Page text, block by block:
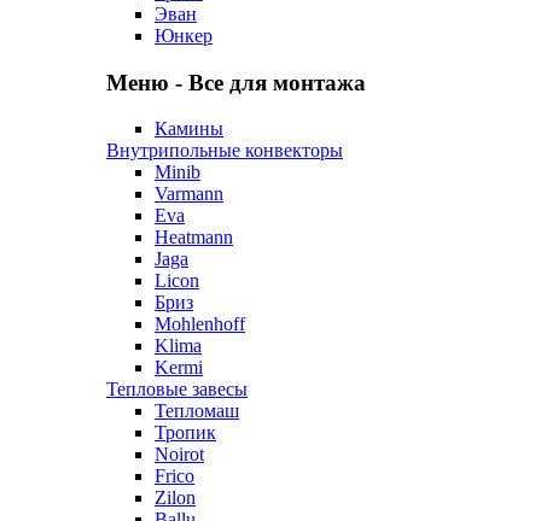
Эван
Юнкер
Меню - Все для монтажа
Камины
Внутрипольные конвекторы
Minib
Varmann
Eva
Heatmann
Jaga
Licon
Бриз
Mohlenhoff
Klima
Kermi
Тепловые завесы
Тепломаш
Тропик
Noirot
Frico
Zilon